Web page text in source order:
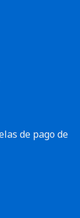
de pago de